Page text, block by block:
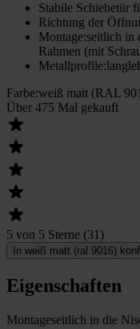
Stabile Schiebetür
Richtung der
Montage:seitlich in
Rahmen (mit
Metallprofile:
Farbe:weiß matt (RAL
Über 475 Mal gekauft
5 von 5 Sterne (31 )
In weiß matt (ral 9016)
Eigenschaften
Montageseitlich in die